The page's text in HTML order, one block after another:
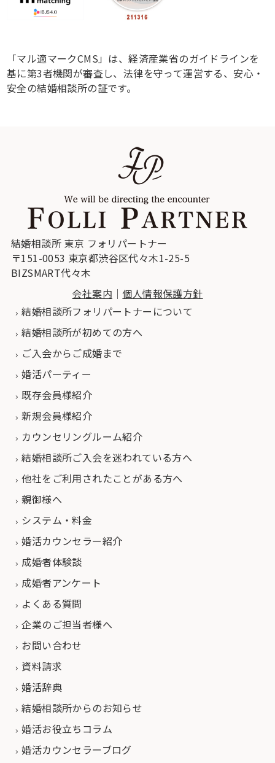
「マル適マークCMS」は、経済産業省のガイドラインを
基に第3者機関が審査し、法律を守って運営する、安心・
安全の結婚相談所の証です。
結婚相談所 東京 フォリパートナー
〒151-0053 東京都渋谷区代々木1-25-5
BIZSMART代々木
会社案内 ｜ 個人情報保護方針
結婚相談所フォリパートナーについて
結婚相談所が初めての方へ
ご入会からご成婚まで
婚活パーティー
既存会員様紹介
新規会員様紹介
カウンセリングルーム紹介
結婚相談所ご入会を迷われている方へ
他社をご利用されたことがある方へ
親御様へ
システム・料金
婚活カウンセラー紹介
成婚者体験談
成婚者アンケート
よくある質問
企業のご担当者様へ
お問い合わせ
資料請求
婚活辞典
結婚相談所からのお知らせ
婚活お役立ちコラム
婚活カウンセラーブログ